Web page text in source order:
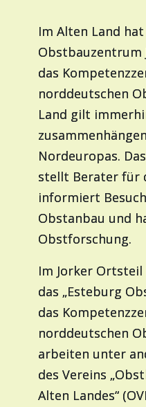
Im Alten Land
Obstbauzentrum
das
norddeutschen
Land gilt
Nordeuropas.
stellt Berater für
informiert
Obstanbau und
Obstforschung.
Im Jorker
das „Esteburg
das
norddeutschen
arbeiten unter
des Vereins
Alten Landes“